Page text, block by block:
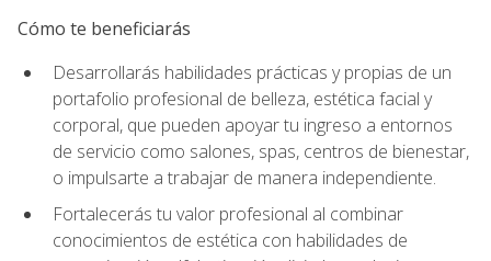
Cómo te beneficiarás
Desarrollarás habilidades prácticas y propias de un
portafolio profesional de belleza, estética facial y
corporal, que pueden apoyar tu ingreso a entornos
de servicio como salones, spas, centros de bienestar,
o impulsarte a trabajar de manera independiente.
Fortalecerás tu valor profesional al combinar
conocimientos de estética con habilidades de